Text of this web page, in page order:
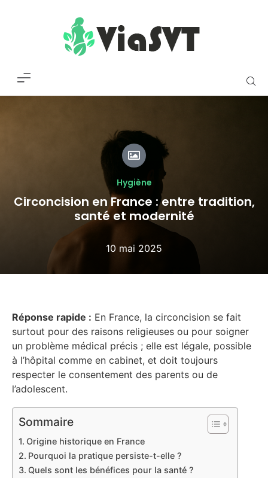
Hygiène
Circoncision en France : entre tradition,
santé et modernité
10 mai 2025
Réponse rapide : En France, la circoncision se fait
surtout pour des raisons religieuses ou pour soigner
un problème médical précis ; elle est légale, possible
à l’hôpital comme en cabinet, et doit toujours
respecter le consentement des parents ou de
l’adolescent.
Sommaire
Origine historique en France
Pourquoi la pratique persiste-t-elle ?
Quels sont les bénéfices pour la santé ?